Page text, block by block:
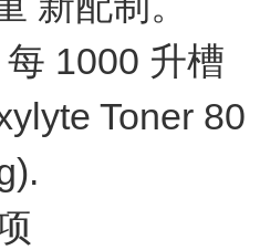
1000 升槽
Toner 80